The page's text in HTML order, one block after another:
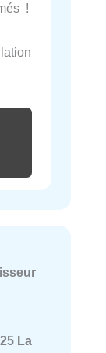
!
La